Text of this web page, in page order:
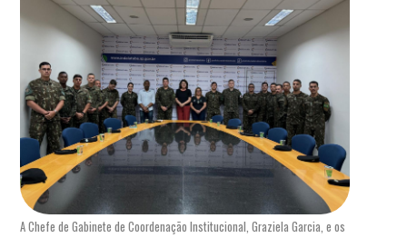
A Chefe de Gabinete de Coordenação Institucional, Graziela Garcia, e os